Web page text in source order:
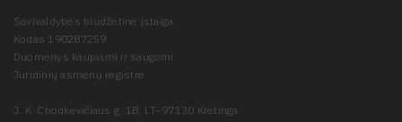
Savivaldybės biudžetinė įstaiga
Kodas 190287259
Duomenys kaupiami ir saugomi
Juridinių asmenų registre
J. K. Chodkevičiaus g. 1B, LT–97130 Kretinga